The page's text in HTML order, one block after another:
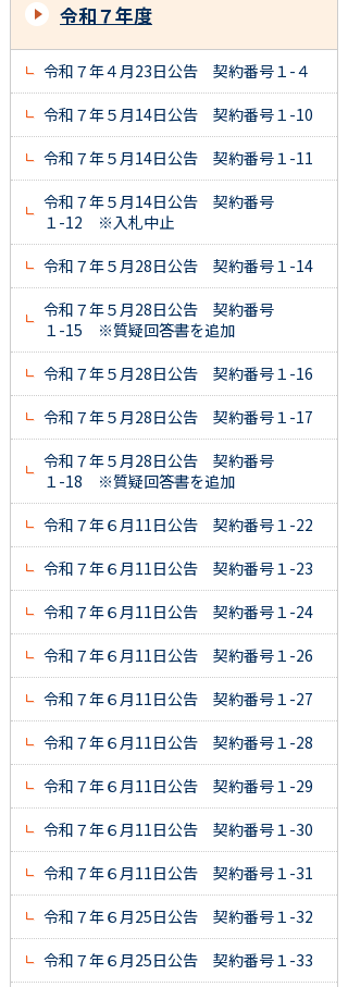
令和７年度
令和７年４月23日公告 契約番号１-４
令和７年５月14日公告 契約番号１-10
令和７年５月14日公告 契約番号１-11
令和７年５月14日公告 契約番号
１-12 ※入札中止
令和７年５月28日公告 契約番号１-14
令和７年５月28日公告 契約番号
１-15 ※質疑回答書を追加
令和７年５月28日公告 契約番号１-16
令和７年５月28日公告 契約番号１-17
令和７年５月28日公告 契約番号
１-18 ※質疑回答書を追加
令和７年６月11日公告 契約番号１-22
令和７年６月11日公告 契約番号１-23
令和７年６月11日公告 契約番号１-24
令和７年６月11日公告 契約番号１-26
令和７年６月11日公告 契約番号１-27
令和７年６月11日公告 契約番号１-28
令和７年６月11日公告 契約番号１-29
令和７年６月11日公告 契約番号１-30
令和７年６月11日公告 契約番号１-31
令和７年６月25日公告 契約番号１-32
令和７年６月25日公告 契約番号１-33